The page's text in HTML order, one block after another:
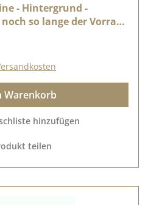
- Hintergrund -
so lange der Vorrat
Warenkorb
hinzufügen
teilen